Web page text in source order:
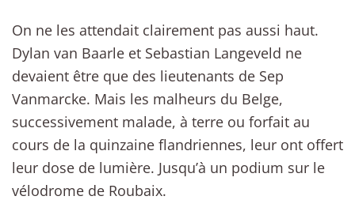
On ne les attendait clairement pas aussi haut.
Dylan van Baarle et Sebastian Langeveld ne
devaient être que des lieutenants de Sep
Vanmarcke. Mais les malheurs du Belge,
successivement malade, à terre ou forfait au
cours de la quinzaine flandriennes, leur ont offert
leur dose de lumière. Jusqu’à un podium sur le
vélodrome de Roubaix.